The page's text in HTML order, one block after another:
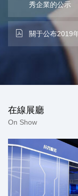
秀企業的公示
關于公布2019
在線展廳
On Show